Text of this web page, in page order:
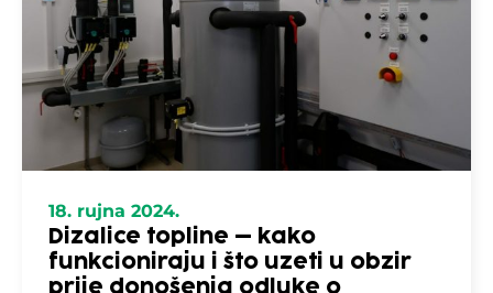
18. rujna 2024.
Dizalice topline – kako
funkcioniraju i što uzeti u obzir
prije donošenja odluke o